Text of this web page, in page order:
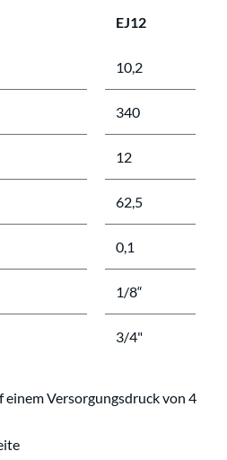
EJ12
10,2
340
12
62,5
0,1
1/8“
3/4"
einem Versorgungsdruck von 4